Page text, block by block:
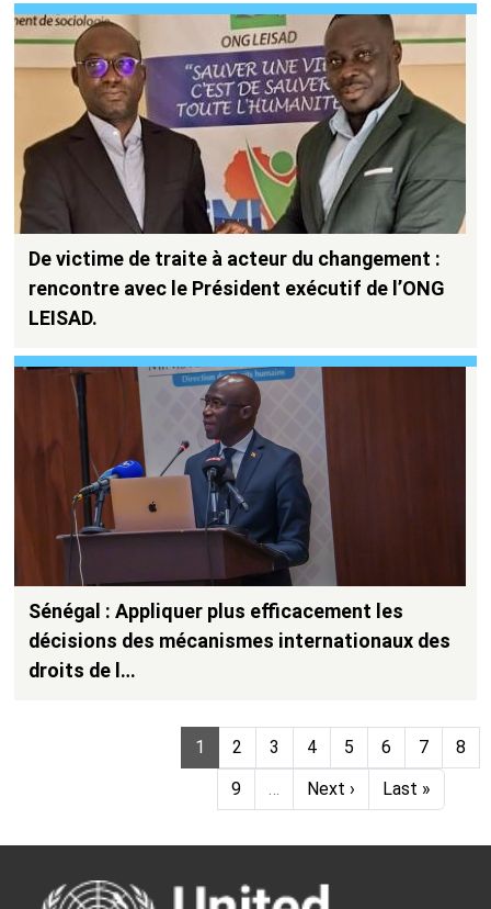
De victime de traite à acteur du changement :
rencontre avec le Président exécutif de l’ONG
LEISAD.
Sénégal : Appliquer plus efficacement les
décisions des mécanismes internationaux des
droits de l…
Page
1 Page
2 Page
3 Page
4 Page
5 Page
6 Page
7
8
Page
9 … Next page
Next › Last page
Last »